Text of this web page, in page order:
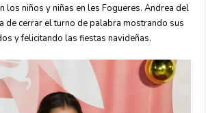
los niños y niñas en les Fogueres. Andrea del
de cerrar el turno de palabra mostrando sus
y felicitando las fiestas navideñas.